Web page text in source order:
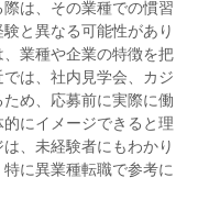
は、その業種での慣習
と異なる可能性があり
業種や企業の特徴を把
は、社内見学会、カジ
め、応募前に実際に働
にイメージできると理
、未経験者にもわかり
に異業種転職で参考に